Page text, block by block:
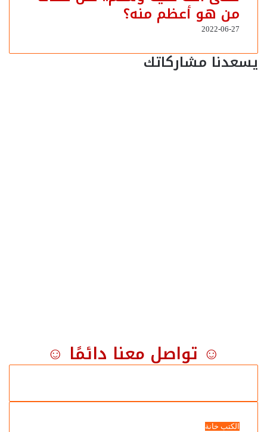
من هو أعظم منه؟
2022-06-27
يسعدنا مشاركاتك
☺ تواصل معنا دائمًا ☺
الكتب خانة